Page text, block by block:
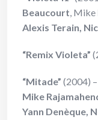
Beaucourt, Mike
Alexis Terain,
“Remix Violeta”
“Mitade” (2004)
Mike
Yann Denèque,